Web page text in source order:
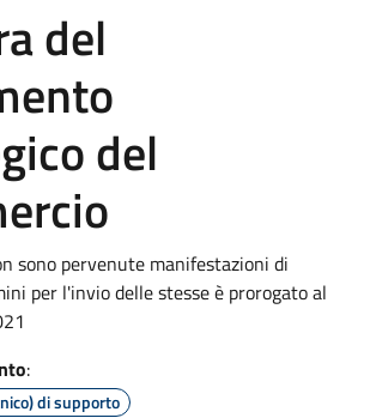
del
del
sono pervenute manifestazioni di
per l'invio delle stesse è prorogato al
:
di supporto